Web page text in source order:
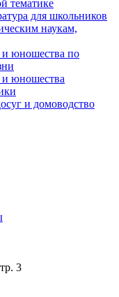
тематике
для школьников
наукам,
и юношества по
и юношества
и домоводство
3